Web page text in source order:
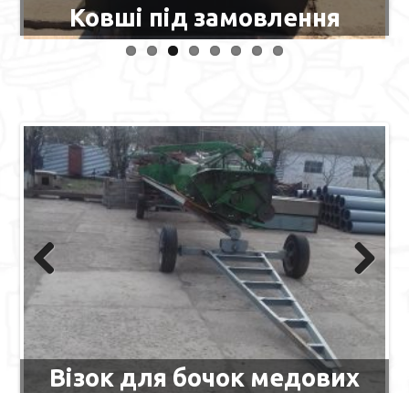
Ковші під замовлення
Previous Next
Візок для бочок медових